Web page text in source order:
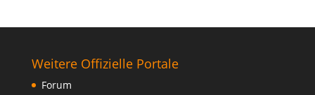
Weitere Offizielle Portale
Forum